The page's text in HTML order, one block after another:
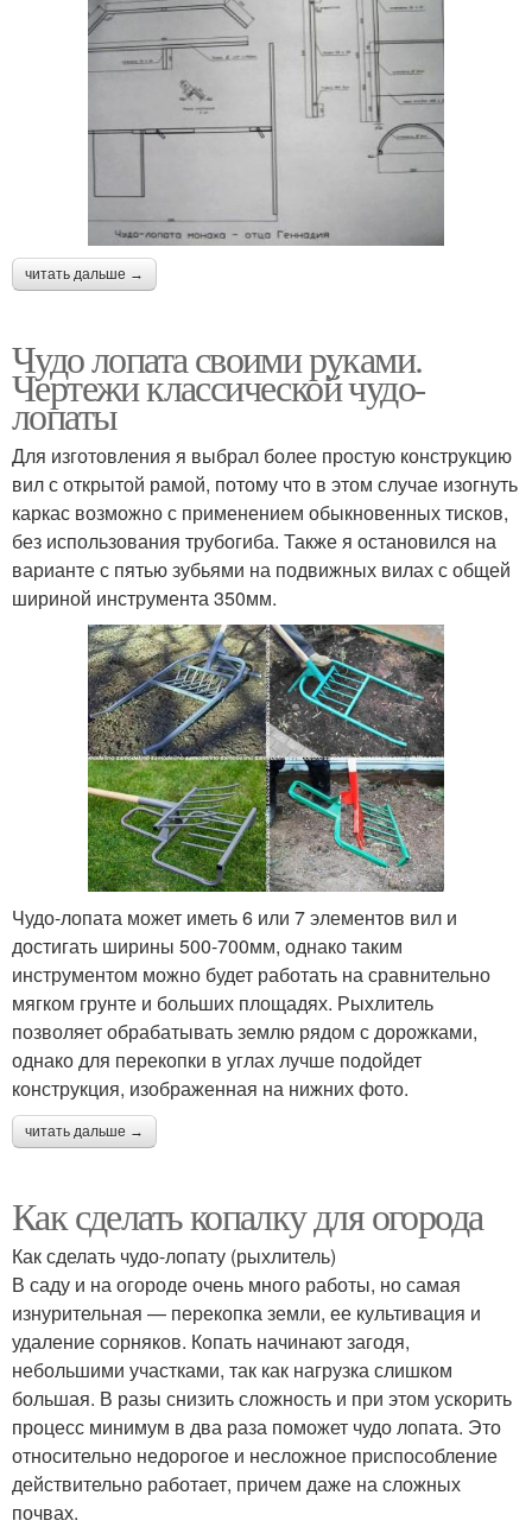
читать дальше →
Чудо лопата своими руками.
Чертежи классической чудо-
лопаты
Для изготовления я выбрал более простую конструкцию
вил с открытой рамой, потому что в этом случае изогнуть
каркас возможно с применением обыкновенных тисков,
без использования трубогиба. Также я остановился на
варианте с пятью зубьями на подвижных вилах с общей
шириной инструмента 350мм.
Чудо-лопата может иметь 6 или 7 элементов вил и
достигать ширины 500-700мм, однако таким
инструментом можно будет работать на сравнительно
мягком грунте и больших площадях. Рыхлитель
позволяет обрабатывать землю рядом с дорожками,
однако для перекопки в углах лучше подойдет
конструкция, изображенная на нижних фото.
читать дальше →
Как сделать копалку для огорода
Как сделать чудо-лопату (рыхлитель)
В саду и на огороде очень много работы, но самая
изнурительная — перекопка земли, ее культивация и
удаление сорняков. Копать начинают загодя,
небольшими участками, так как нагрузка слишком
большая. В разы снизить сложность и при этом ускорить
процесс минимум в два раза поможет чудо лопата. Это
относительно недорогое и несложное приспособление
действительно работает, причем даже на сложных
почвах.